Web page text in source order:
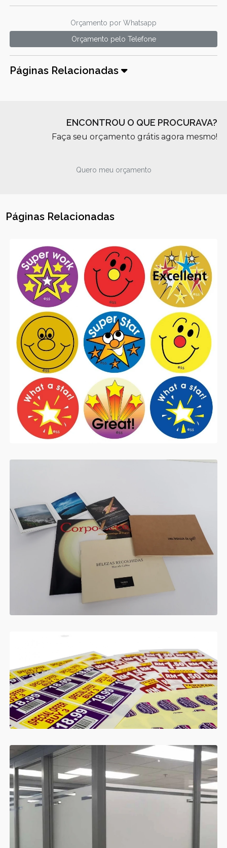
Orçamento por Whatsapp
Orçamento pelo Telefone
Páginas Relacionadas
ENCONTROU O QUE PROCURAVA?
Faça seu orçamento grátis agora mesmo!
Quero meu orçamento
Páginas Relacionadas